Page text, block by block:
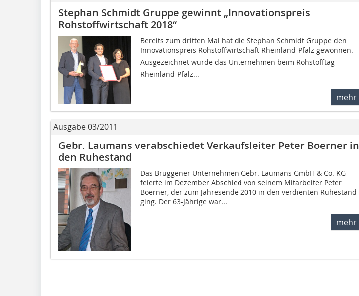
Stephan Schmidt Gruppe gewinnt „Innovationspreis
Rohstoffwirtschaft 2018“
Bereits zum dritten Mal hat die Stephan Schmidt Gruppe den
Innovationspreis Rohstoffwirtschaft Rheinland-Pfalz gewonnen.
Ausgezeichnet wurde das Unternehmen beim Rohstofftag
Rheinland-Pfalz...
mehr
Ausgabe 03/2011
Gebr. Laumans verabschiedet Verkaufsleiter Peter Boerner in
den Ruhestand
Das Brüggener Unternehmen Gebr. Laumans GmbH & Co. KG
feierte im Dezember Abschied von seinem Mitarbeiter Peter
Boerner, der zum Jahresende 2010 in den verdienten Ruhestand
ging. Der 63-Jährige war...
mehr